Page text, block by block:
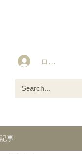
ログイン
記事